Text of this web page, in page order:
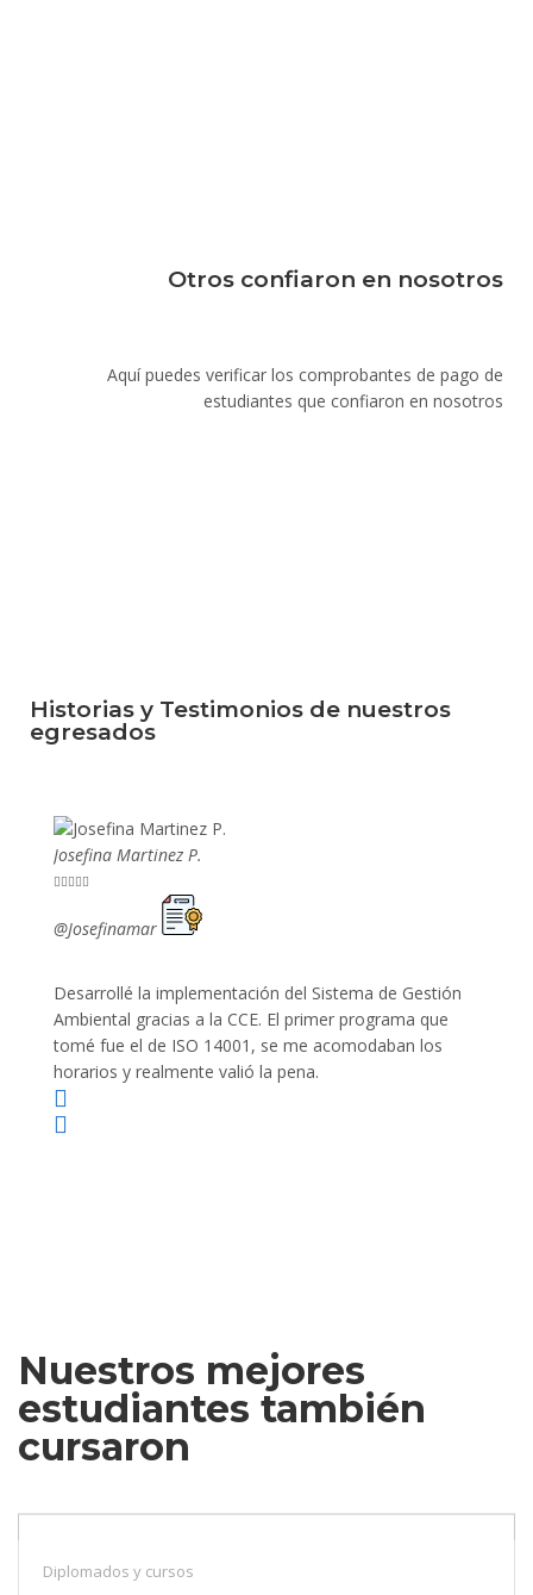
Otros confiaron en nosotros
Aquí puedes verificar los comprobantes de pago de
estudiantes que confiaron en nosotros
Historias y Testimonios de nuestros
egresados
Josefina Martinez P.

@Josefinamar
Desarrollé la implementación del Sistema de Gestión
Ambiental gracias a la CCE. El primer programa que
tomé fue el de ISO 14001, se me acomodaban los
horarios y realmente valió la pena.
Nuestros mejores
estudiantes también
cursaron
Diplomados y cursos